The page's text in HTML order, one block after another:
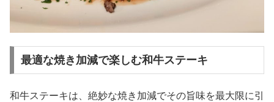
最適な焼き加減で楽しむ和牛ステーキ
和牛ステーキは、絶妙な焼き加減でその旨味を最大限に引